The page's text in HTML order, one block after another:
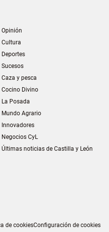
Opinión
Cultura
Deportes
Sucesos
Caza y pesca
Cocino Divino
La Posada
Mundo Agrario
Innovadores
Negocios CyL
Últimas noticias de Castilla y León
de cookiesConfiguración de cookies